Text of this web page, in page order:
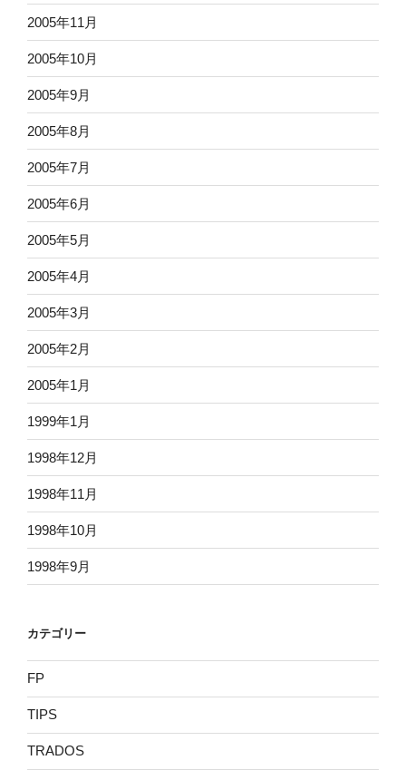
2005年11月
2005年10月
2005年9月
2005年8月
2005年7月
2005年6月
2005年5月
2005年4月
2005年3月
2005年2月
2005年1月
1999年1月
1998年12月
1998年11月
1998年10月
1998年9月
カテゴリー
FP
TIPS
TRADOS